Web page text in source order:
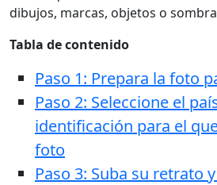
dibujos, marcas, objetos o
Tabla de contenido
Paso 1: Prepara la foto
Paso 2: Seleccione el
identificación para el
foto
Paso 3: Suba su retrato